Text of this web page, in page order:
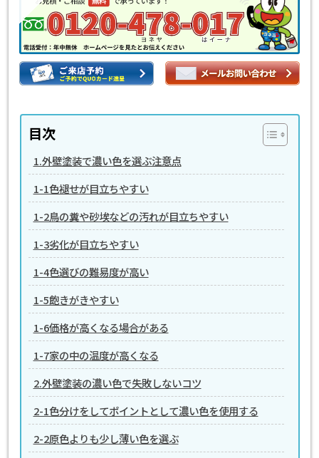
目次
1.外壁塗装で濃い色を選ぶ注意点
1-1色褪せが目立ちやすい
1-2鳥の糞や砂埃などの汚れが目立ちやすい
1-3劣化が目立ちやすい
1-4色選びの難易度が高い
1-5飽きがきやすい
1-6価格が高くなる場合がある
1-7家の中の温度が高くなる
2.外壁塗装の濃い色で失敗しないコツ
2-1色分けをしてポイントとして濃い色を使用する
2-2原色よりも少し薄い色を選ぶ